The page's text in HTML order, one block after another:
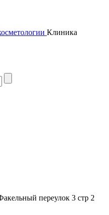
Клиника
переулок 3 стр 2